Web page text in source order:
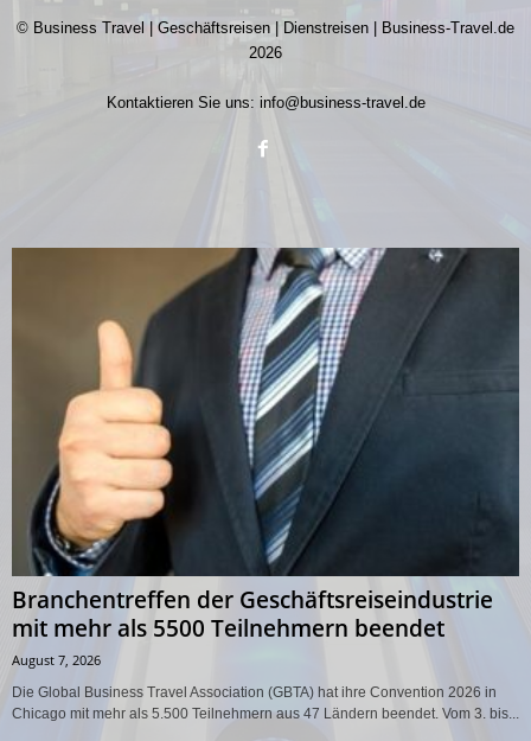
© Business Travel | Geschäftsreisen | Dienstreisen | Business-Travel.de
2026
Kontaktieren Sie uns: info@business-travel.de
Branchentreffen der Geschäftsreiseindustrie
mit mehr als 5500 Teilnehmern beendet
August 7, 2026
Die Global Business Travel Association (GBTA) hat ihre Convention 2026 in
Chicago mit mehr als 5.500 Teilnehmern aus 47 Ländern beendet. Vom 3. bis...